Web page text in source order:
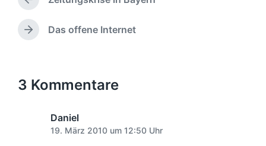
i
h
s
d
e
v
o
l
i
g
ö
r
V
o
r
h
g
N
s
Das offene Internet
3 Kommentare
Daniel
19. März 2010 um 12:50 Uhr